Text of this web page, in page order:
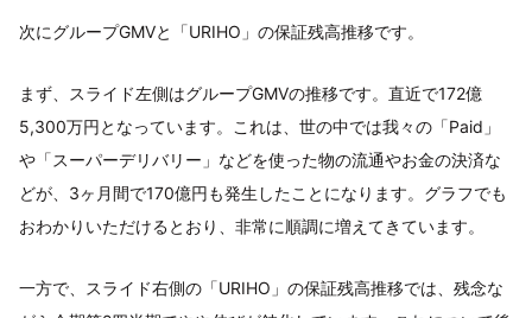
次にグループGMVと「URIHO」の保証残高推移です。
まず、スライド左側はグループGMVの推移です。直近で172億
5,300万円となっています。これは、世の中では我々の「Paid」
や「スーパーデリバリー」などを使った物の流通やお金の決済な
どが、3ヶ月間で170億円も発生したことになります。グラフでも
おわかりいただけるとおり、非常に順調に増えてきています。
一方で、スライド右側の「URIHO」の保証残高推移では、残念な